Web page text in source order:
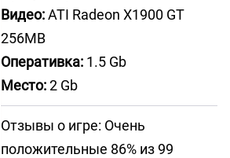
Видео:ATI Radeon X1900 GT
256MB
Оперативка: 1.5 Gb
Место:2 Gb
Отзывы о игре: Очень
положительные 86% из 99